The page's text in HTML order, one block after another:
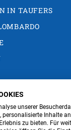
IN TAUFERS
Impressum
ändern
unserer
personalisierte Inhalte
zu bieten. Für